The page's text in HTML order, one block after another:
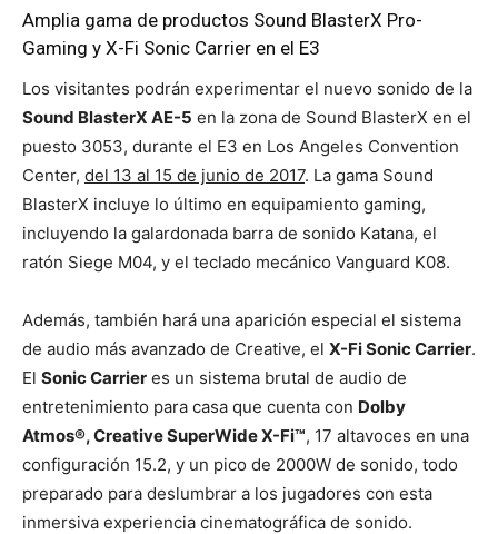
Amplia gama de productos Sound BlasterX Pro-
Gaming y X-Fi Sonic Carrier en el E3
Los visitantes podrán experimentar el nuevo sonido de la
Sound BlasterX AE-5 en la zona de Sound BlasterX en el
puesto 3053, durante el E3 en Los Angeles Convention
Center, del 13 al 15 de junio de 2017. La gama Sound
BlasterX incluye lo último en equipamiento gaming,
incluyendo la galardonada barra de sonido Katana, el
ratón Siege M04, y el teclado mecánico Vanguard K08.
Además, también hará una aparición especial el sistema
de audio más avanzado de Creative, el X-Fi Sonic Carrier.
El Sonic Carrier es un sistema brutal de audio de
entretenimiento para casa que cuenta con Dolby
Atmos®, Creative SuperWide X-Fi™, 17 altavoces en una
configuración 15.2, y un pico de 2000W de sonido, todo
preparado para deslumbrar a los jugadores con esta
inmersiva experiencia cinematográfica de sonido.